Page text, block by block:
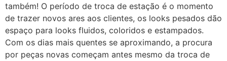
também! O período de troca de estação é o momento
de trazer novos ares aos clientes, os looks pesados dão
espaço para looks fluidos, coloridos e estampados.
Com os dias mais quentes se aproximando, a procura
por peças novas começam antes mesmo da troca de